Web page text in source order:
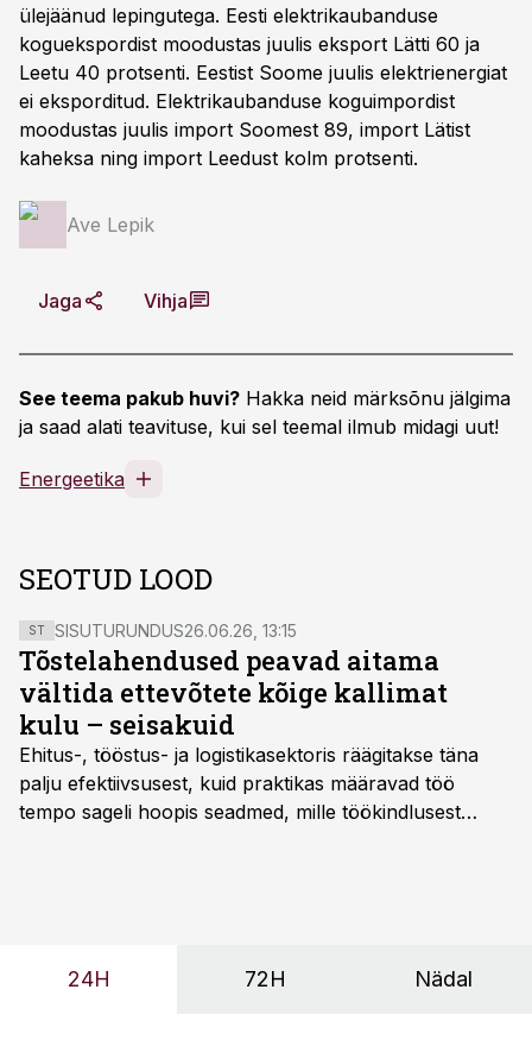
ülejäänud lepingutega. Eesti elektrikaubanduse
koguekspordist moodustas juulis eksport Lätti 60 ja
Leetu 40 protsenti. Eestist Soome juulis elektrienergiat
ei eksporditud. Elektrikaubanduse koguimpordist
moodustas juulis import Soomest 89, import Lätist
kaheksa ning import Leedust kolm protsenti.
Ave Lepik
Jaga Vihja
See teema pakub huvi? Hakka neid märksõnu jälgima
ja saad alati teavituse, kui sel teemal ilmub midagi uut!
Energeetika
SEOTUD LOOD
ST SISUTURUNDUS26.06.26, 13:15
Tõstelahendused peavad aitama
vältida ettevõtete kõige kallimat
kulu – seisakuid
Ehitus-, tööstus- ja logistikasektoris räägitakse täna
palju efektiivsusest, kuid praktikas määravad töö
tempo sageli hoopis seadmed, mille töökindlusest
24H 72H Nädal